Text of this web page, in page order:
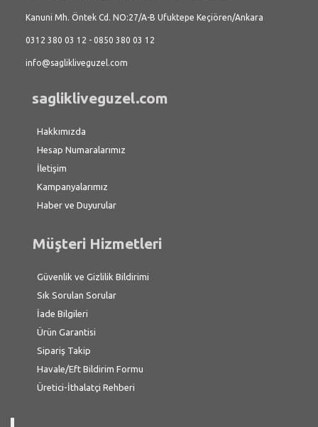
Kanuni Mh. Öntek Cd. NO:27/A-B Ufuktepe Keçiören/Ankara
0312 380 03 12 - 0850 380 03 12
info@saglikliveguzel.com
saglikliveguzel.com
Hakkımızda
Hesap Numaralarımız
İletişim
Kampanyalarımız
Haber ve Duyurular
Müşteri Hizmetleri
Güvenlik ve Gizlilik Bildirimi
Sık Sorulan Sorular
İade Bilgileri
Ürün Garantisi
Sipariş Takip
Havale/Eft Bildirim Formu
Üretici-İthalatçi Rehberi